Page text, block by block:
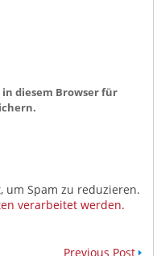
in diesem Browser für
um Spam zu reduzieren.
verarbeitet werden.
Previous Post